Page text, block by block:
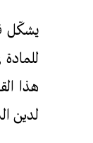
لدين